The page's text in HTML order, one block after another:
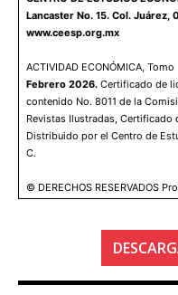
Lancaster No. 15. Col. Juárez,
www.ceesp.org.mx
ACTIVIDAD ECONÓMICA, Tomo
Febrero 2026. Certificado de
contenido No. 8011 de la
Revistas Ilustradas,
Distribuido por el Centro de
C.
© DERECHOS RESERVADOS